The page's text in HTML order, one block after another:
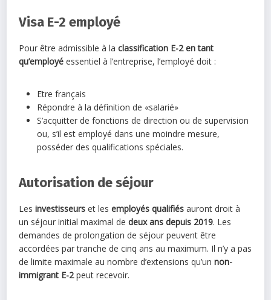
Visa E-2 employé
Pour être admissible à laclassification E-2 en tant
qu’employé essentiel à l’entreprise, l’employé doit :
Etre français
Répondre à la définition de «salarié»
S’acquitter de fonctions de direction ou de supervision
ou, s’il est employé dans une moindre mesure,
posséder des qualifications spéciales.
Autorisation de séjour
Lesinvestisseurs et lesemployés qualifiés auront droit à
un séjour initial maximal dedeux ans depuis 2019. Les
demandes de prolongation de séjour peuvent être
accordées par tranche de cinq ans au maximum. Il n’y a pas
de limite maximale au nombre d’extensions qu’unnon-
immigrant E-2peut recevoir.